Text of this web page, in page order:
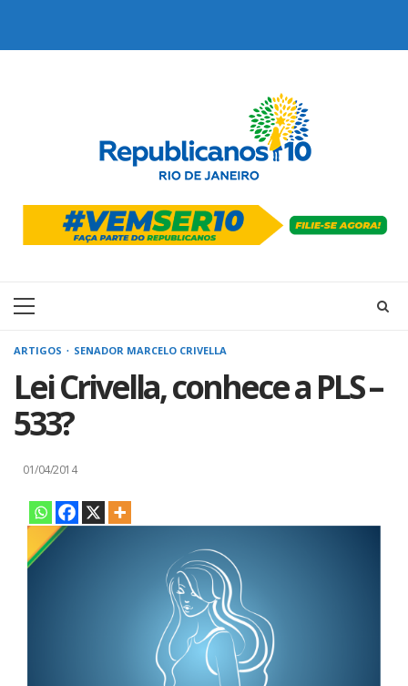
Primary
ARTIGOS SENADOR MARCELO CRIVELLA
Lei Crivella, conhece a PLS –
533?
01/04/2014